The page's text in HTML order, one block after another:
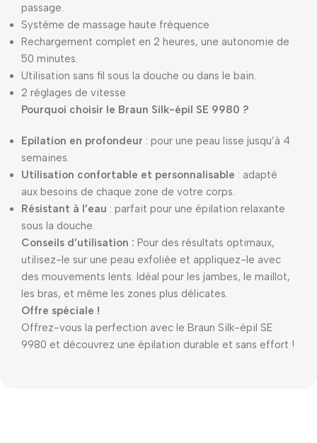
passage.
Système de massage haute fréquence
Rechargement complet en 2 heures, une autonomie de
50 minutes.
Utilisation sans fil sous la douche ou dans le bain.
2 réglages de vitesse
Pourquoi choisir le Braun Silk-épil SE 9980 ?
Epilation en profondeur : pour une peau lisse jusqu’à 4
semaines.
Utilisation confortable et personnalisable : adapté
aux besoins de chaque zone de votre corps.
Résistant à l’eau : parfait pour une épilation relaxante
sous la douche.
Conseils d’utilisation : Pour des résultats optimaux,
utilisez-le sur une peau exfoliée et appliquez-le avec
des mouvements lents. Idéal pour les jambes, le maillot,
les bras, et même les zones plus délicates.
Offre spéciale !
Offrez-vous la perfection avec le Braun Silk-épil SE
9980 et découvrez une épilation durable et sans effort !